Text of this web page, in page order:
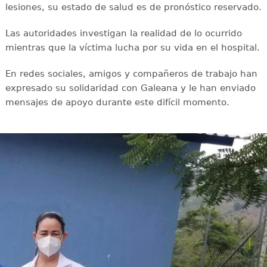
lesiones, su estado de salud es de pronóstico reservado.
Las autoridades investigan la realidad de lo ocurrido
mientras que la víctima lucha por su vida en el hospital.
En redes sociales, amigos y compañeros de trabajo han
expresado su solidaridad con Galeana y le han enviado
mensajes de apoyo durante este difícil momento.